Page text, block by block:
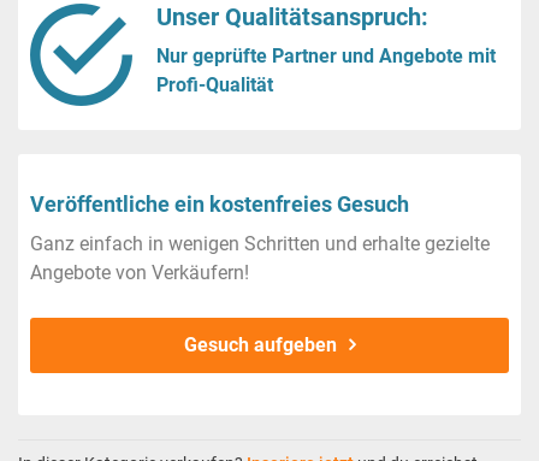
Unser Qualitätsanspruch:
Nur geprüfte Partner und Angebote mit
Profi-Qualität
Veröffentliche ein kostenfreies Gesuch
Ganz einfach in wenigen Schritten und erhalte gezielte
Angebote von Verkäufern!
Gesuch aufgeben